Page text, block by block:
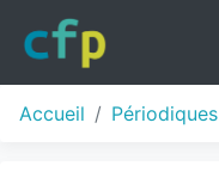
Accueil Périodiques